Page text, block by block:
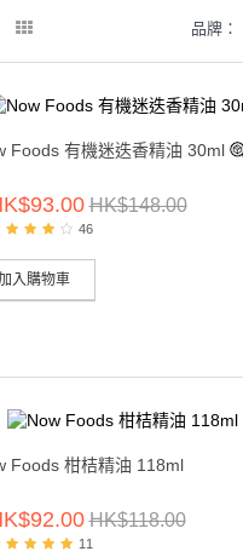
品牌：
Foods 有機迷迭香精油 30ml
HK$148.00
46
入購物車
Foods 柑桔精油 118ml
HK$118.00
11